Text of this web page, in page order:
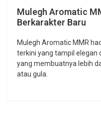
Mulegh Aromatic
Berkarakter Baru
Mulegh Aromatic MMR
terkini yang tampil elegan
yang membuatnya lebih
atau gula.